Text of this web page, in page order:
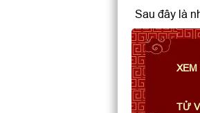
Sau đây là
XEM
TỬ